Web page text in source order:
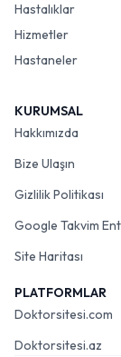
Hastalıklar
Hizmetler
Hastaneler
KURUMSAL
Hakkımızda
Bize Ulaşın
Gizlilik Politikası
Google Takvim
Site Haritası
PLATFORMLAR
Doktorsitesi.com
Doktorsitesi.az